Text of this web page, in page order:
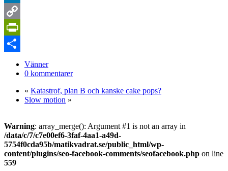
LinkedIn
Copy
Link
PrintFriendly
Vänner
0 kommentarer
« Katastrof, plan B och kanske cake pops?
Slow motion »
Warning: array_merge(): Argument #1 is not an array in
/data/c/7/c7e00ef6-3faf-4aa1-a49d-
5754f0cda95b/matikvadrat.se/public_html/wp-
content/plugins/seo-facebook-comments/seofacebook.php on line
559